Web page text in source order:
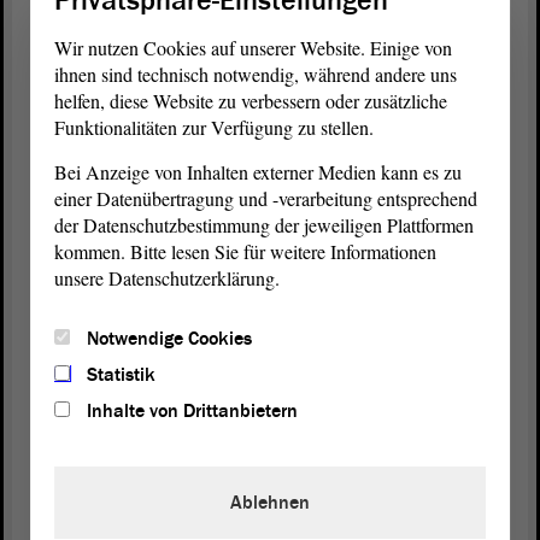
übrigen Aufgabenpensum on top hinzu.
Ja, das Management der Patient*innenversorgung
bei Lieferengpässen ist eine pharmazeutische
Aufgabe; diese muss jedoch auch entsprechend
honoriert werden. Die momentan vorgesehenen 50
Cent, die bei Nichtverfügbarkeit eines ärztlich
verschriebenen Arzneimittels an die Apotheken
gezahlt werden sollen, entsprechen nicht dem realen
Der Aufwand besteht aus der zeitintensiven
Recherche auf dem Lieferportal, dem Belegen der
Rücksprache mit den behandelnden Ärzt*innen.
Wir nutzen Cookies auf unserer Website. Einige von
ihnen sind technisch notwendig, während andere uns
helfen, diese Website zu verbessern oder zusätzliche
Funktionalitäten zur Verfügung zu stellen.
Bei Anzeige von Inhalten externer Medien kann es zu
einer Datenübertragung und -verarbeitung entsprechend
der Datenschutzbestimmung der jeweiligen Plattformen
kommen. Bitte lesen Sie für weitere Informationen
unsere Datenschutzerklärung.
Notwendige Cookies
Statistik
Inhalte von Drittanbietern
Ablehnen